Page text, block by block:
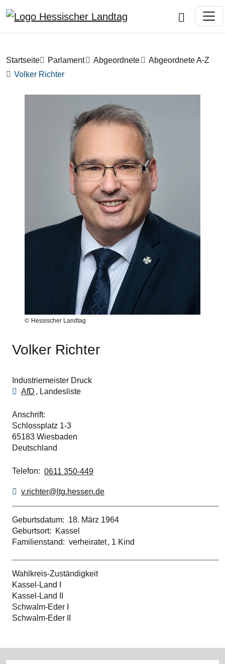
Pfadnavigation
Startseite Parlament Abgeordnete
Abgeordnete A-Z
Volker Richter
Hessischer Landtag
Volker Richter
Industriemeister Druck
AfD
Landesliste
Anschrift
Schlossplatz 1-3
65183 Wiesbaden
Deutschland
Telefon 0611 350-449
v.richter@ltg.hessen.de
Geburtsdatum
18. März 1964
Geburtsort
Kassel
Familienstand
verheiratet 1 Kind
Wahlkreis-Zuständigkeit
Kassel-Land I
Kassel-Land II
Schwalm-Eder I
Schwalm-Eder II